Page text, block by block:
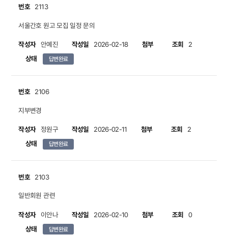
번호 2113
서울간호 원고 모집 일정 문의
작성자 안예진 작성일 2026-02-18 첨부 조회 2
상태 답변완료
번호 2106
지부변경
작성자 정원구 작성일 2026-02-11 첨부 조회 2
상태 답변완료
번호 2103
일반회원 관련
작성자 이안나 작성일 2026-02-10 첨부 조회 0
상태 답변완료